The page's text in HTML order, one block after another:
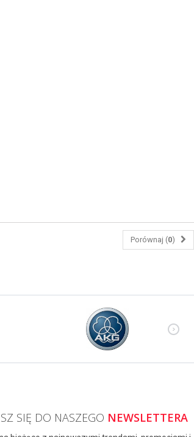
Porównaj (0)
SIĘ DO NASZEGO NEWSLETTERA